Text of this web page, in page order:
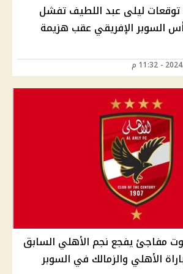
ليلى عبد اللطيف تفشل
السوبر الإفريقي عقب هزيمة
مفاجئ يفجع نجم الأهلي السابق
الأهلي والزمالك في السوبر